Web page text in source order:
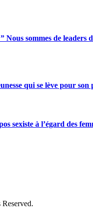
Nous sommes de
qui se lève pour
sexiste à l’égard des